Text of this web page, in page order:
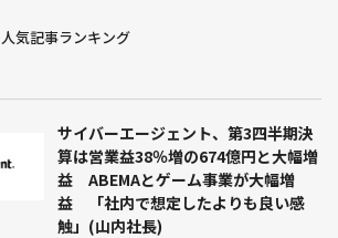
人気記事ランキング
サイバーエージェント、第3四半期決
算は営業益38％増の674億円と大幅増
益 ABEMAとゲーム事業が大幅増
益 「社内で想定したよりも良い感
触」(山内社長)